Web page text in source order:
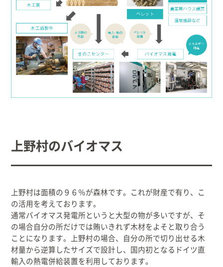
健康/医療/福祉
出産/子育て
事業者向け
文字サイトマップ リンク集プライバシーポリシー
上野村のバイオマス
上野村は面積の９６％が森林です。これが財産で有り、こ
の活用を考えております。
通常バイオマス発電所というと大型の物が多いですが、そ
の場合自分の所だけでは賄いきれず木材をよそと取り合う
ことになります。上野村の場合、自分の所で切り出せる木
材量から逆算したサイズで設計し、国内初となるドイツ直
輸入の熱電併給装置を利用しております。